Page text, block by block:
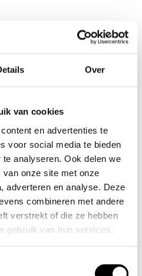
Over
van cookies
en advertenties te
voor social media te bieden
analyseren. Ook delen we
onze site met onze
adverteren en analyse. Deze
combineren met andere
verstrekt of die ze hebben
gebruik van hun services.
en behouden blijft voor veel
vult Bert Schols,
van die bedrijven hebben
Wij zijn er om hen te
in hun organisatie op te
later zelf kan toepassen."
scala aan thema’s waar
hr-managers mee te maken
impact met beperkte